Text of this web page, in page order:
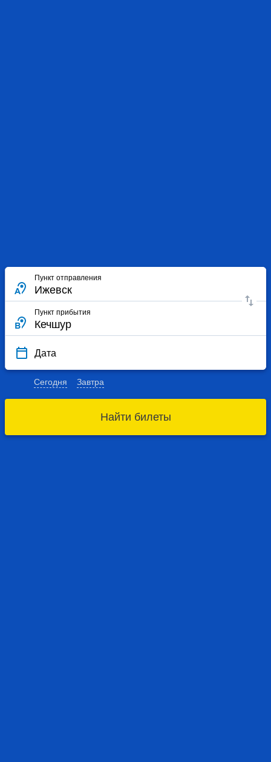
Пункт отправления
Пункт прибытия
Дата
Сегодня Завтра
Найти билеты